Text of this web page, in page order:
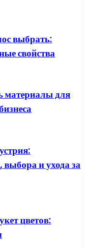
выбрать:
свойства
материалы для
выбора и ухода за
цветов: